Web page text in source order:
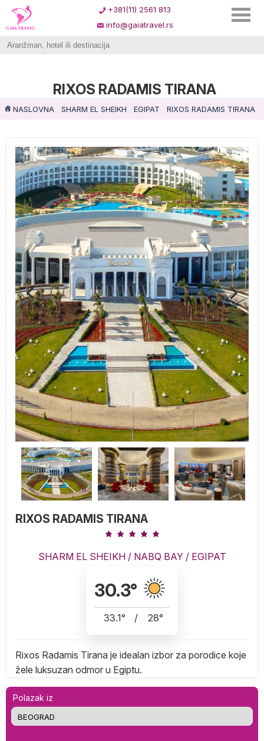
+381(11) 2561 813
info@gaiatravel.rs
RIXOS RADAMIS TIRANA
NASLOVNA SHARM EL SHEIKH EGIPAT RIXOS RADAMIS TIRANA
RIXOS RADAMIS TIRANA
SHARM EL SHEIKH/ NABQ BAY/ EGIPAT
30.3°
33.1° / 28°
Rixos Radamis Tirana je idealan izbor za porodice koje
žele luksuzan odmor u Egiptu.
Polazak iz